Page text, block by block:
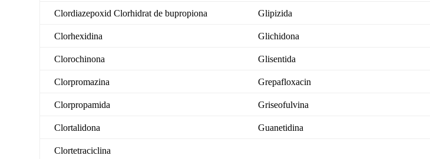
Clordiazepoxid Clorhidrat debupropiona Glipizida
Clorhexidina Glichidona
Clorochinona Glisentida
Clorpromazina Grepafloxacin
Clorpropamida Griseofulvina
Clortalidona Guanetidina
Clortetraciclina